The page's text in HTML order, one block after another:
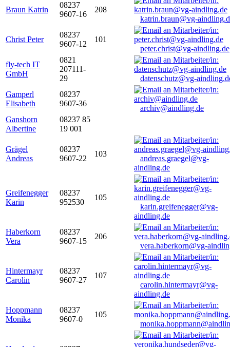
Braun Katrin
08237
9607-16
208
katrin.braun@vg-
Christ Peter
08237
9607-12
101
peter.christ@vg-aindling.de
fly-tech IT
GmbH
0821
207111-
29
datenschutz@vg-
Gamperl
Elisabeth
08237
9607-36
archiv@aindling.de
Ganshorn
Albertine
08237 85
19 001
Grägel
Andreas
08237
9607-22
103
andreas.graegel@vg-
aindling.de
Greifenegger
Karin
08237
952530
105
karin.greifenegger@vg-
aindling.de
Haberkorn
Vera
08237
9607-15
206
vera.haberkorn@vg-
Hintermayr
Carolin
08237
9607-27
107
carolin.hintermayr@vg-
aindling.de
Hoppmann
Monika
08237
9607-0
105